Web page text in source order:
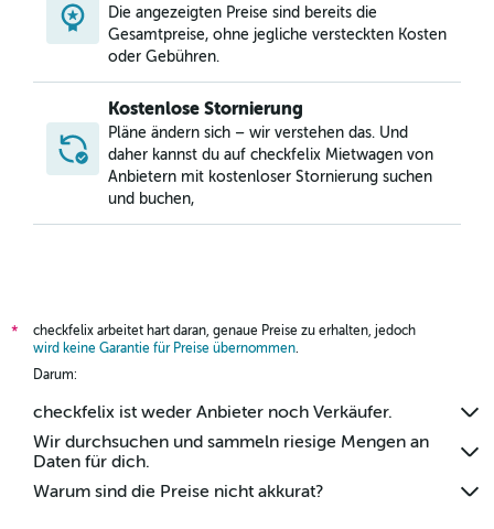
Die angezeigten Preise sind bereits die
Gesamtpreise, ohne jegliche versteckten Kosten
oder Gebühren.
Kostenlose Stornierung
Pläne ändern sich – wir verstehen das. Und
daher kannst du auf checkfelix Mietwagen von
Anbietern mit kostenloser Stornierung suchen
und buchen,
*
checkfelix arbeitet hart daran, genaue Preise zu erhalten, jedoch
wird keine Garantie für Preise übernommen.
Darum:
checkfelix ist weder Anbieter noch Verkäufer.
Wir durchsuchen und sammeln riesige Mengen an
Daten für dich.
Warum sind die Preise nicht akkurat?